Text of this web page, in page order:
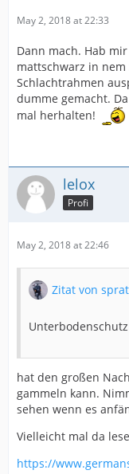
... darf nicht
... darf keine
-> dann hätte er in
Ansonsten: Wenn
man nicht mehr
May 2, 2018 at 22:33
Dann mach. Hab
mattschwarz in
Schlachtrahmen
dumme gemacht.
mal herhalten!
lelox
Profi
May 2, 2018 at 22:46
Zitat von sprat
Unterbodenschutz
hat den großen
gammeln kann.
sehen wenn es
Vielleicht mal da
https://